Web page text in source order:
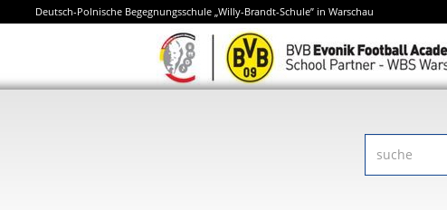
Deutsch-Polnische Begegnungsschule „Willy-Brandt-Schule” in Warschau